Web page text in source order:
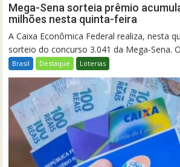
Mega-Sena sorteia prêmio
milhões nesta quinta-feira
A Caixa Econômica Federal realiza, nesta
sorteio do concurso 3.041 da Mega-Sena.
Brasil Destaque Loterias